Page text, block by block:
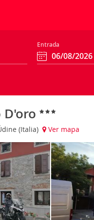
Entrada
D'oro
(Italia) Ver mapa